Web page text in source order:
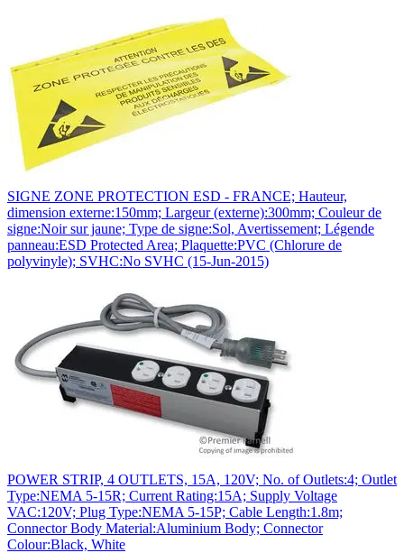
SIGNE ZONE PROTECTION ESD - FRANCE; Hauteur,
dimension externe:150mm; Largeur (externe):300mm; Couleur de
signe:Noir sur jaune; Type de signe:Sol, Avertissement; Légende
panneau:ESD Protected Area; Plaquette:PVC (Chlorure de
polyvinyle); SVHC:No SVHC (15-Jun-2015)
POWER STRIP, 4 OUTLETS, 15A, 120V; No. of Outlets:4; Outlet
Type:NEMA 5-15R; Current Rating:15A; Supply Voltage
VAC:120V; Plug Type:NEMA 5-15P; Cable Length:1.8m;
Connector Body Material:Aluminium Body; Connector
Colour:Black, White